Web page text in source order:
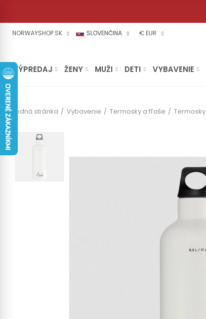
NORWAYSHOP.SK SLOVENČINA € EUR
VÝPREDAJ ŽENY MUŽI DETI VYBAVENIE
Úvodná stránka Vybavenie Termosky a fľaše Termosky